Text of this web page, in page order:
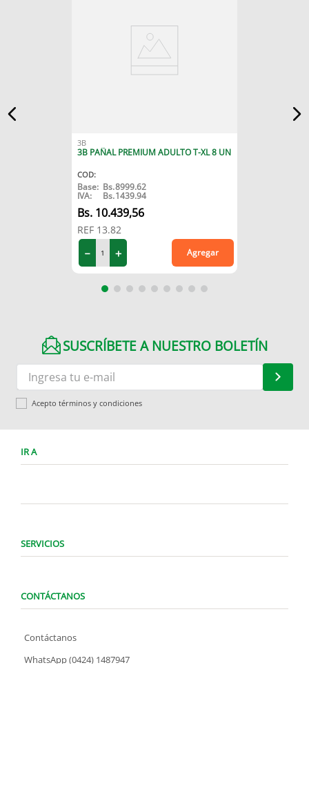
3B
3B PAÑAL PREMIUM ADULTO T-XL 8 UN
COD:
Base: Bs.8999.62
IVA: Bs.1439.94
10.439,56
REF 13.82
＋
－ Agregar
SUSCRÍBETE A NUESTRO BOLETÍN
Acepto términos y condiciones
IR A
SERVICIOS
CONTÁCTANOS
Contáctanos
WhatsApp (0424) 1487947